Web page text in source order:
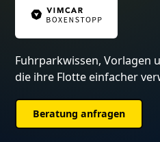
Fuhrparkwissen, Vorlagen
die ihre Flotte einfacher
Beratung anfragen